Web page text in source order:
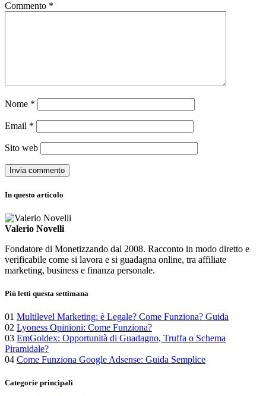
Commento *
Nome *
Email *
Sito web
In questo articolo
Valerio Novelli
Fondatore di Monetizzando dal 2008. Racconto in modo diretto e
verificabile come si lavora e si guadagna online, tra affiliate
marketing, business e finanza personale.
Più letti questa settimana
01 Multilevel Marketing: è Legale? Come Funziona? Guida
02 Lyoness Opinioni: Come Funziona?
03 EmGoldex: Opportunità di Guadagno, Truffa o Schema
Piramidale?
04 Come Funziona Google Adsense: Guida Semplice
Categorie principali